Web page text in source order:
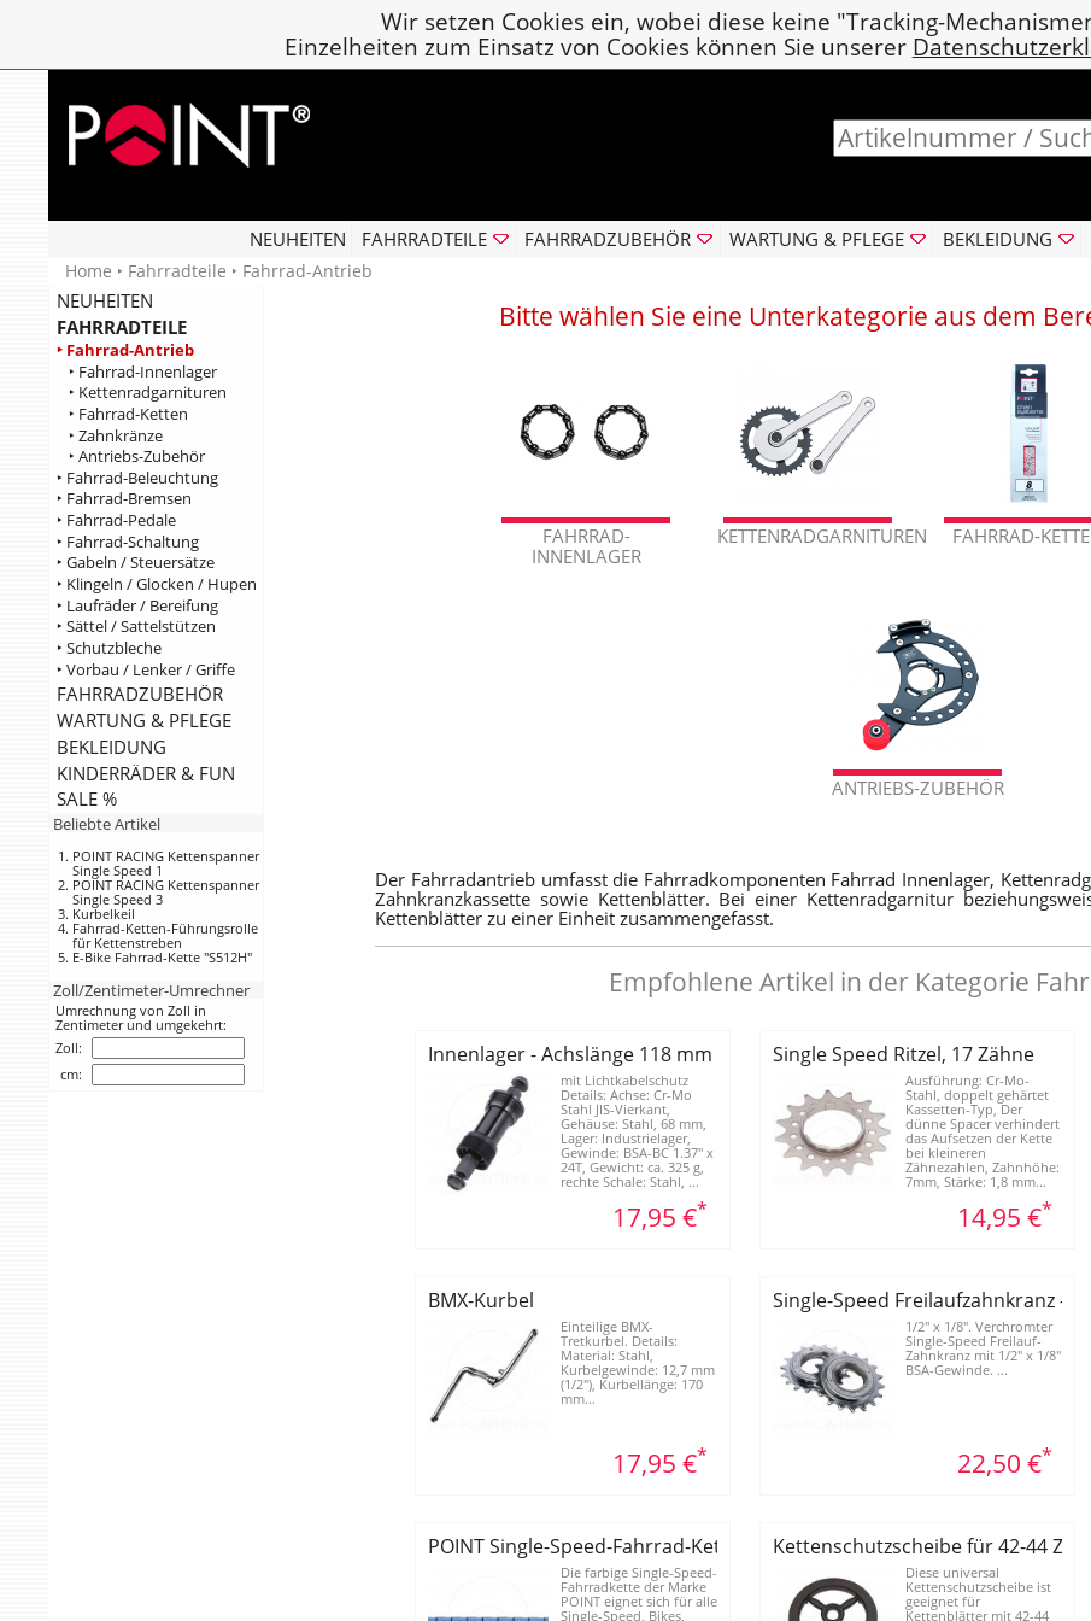
Wir setzen Cookies ein, wobei diese keine "Tracking-
Einzelheiten zum Einsatz von Cookies können Sie unserer
NEUHEITEN FAHRRADTEILE FAHRRADZUBEHÖR WARTUNG & PFLEGE BEKLEIDUNG
Home ‣ Fahrradteile ‣ Fahrrad-Antrieb
NEUHEITEN
FAHRRADTEILE
‣ Fahrrad-Antrieb
‣ Fahrrad-Innenlager
‣ Kettenradgarnituren
‣ Fahrrad-Ketten
‣ Zahnkränze
‣ Antriebs-Zubehör
‣ Fahrrad-Beleuchtung
‣ Fahrrad-Bremsen
‣ Fahrrad-Pedale
‣ Fahrrad-Schaltung
‣ Gabeln / Steuersätze
‣ Klingeln / Glocken / Hupen
‣ Laufräder / Bereifung
‣ Sättel / Sattelstützen
‣ Schutzbleche
‣ Vorbau / Lenker / Griffe
FAHRRADZUBEHÖR
WARTUNG & PFLEGE
BEKLEIDUNG
KINDERRÄDER & FUN
SALE %
Beliebte Artikel
POINT RACING Kettenspanner
Single Speed 1
POINT RACING Kettenspanner
Single Speed 3
Kurbelkeil
Fahrrad-Ketten-Führungsrolle
für Kettenstreben
E-Bike Fahrrad-Kette "S512H"
Zoll/Zentimeter-Umrechner
Umrechnung von Zoll in
Zentimeter und umgekehrt:
Zoll:
cm:
Bitte wählen Sie eine Unterkategorie aus dem
FAHRRAD-
INNENLAGER
KETTENRADGARNITUREN FAHRRAD-
ANTRIEBS-ZUBEHÖR
Der Fahrradantrieb umfasst die Fahrradkomponenten Fahrrad Innenlager,
Zahnkranzkassette sowie Kettenblätter. Bei einer Kettenradgarnitur
Kettenblätter zu einer Einheit zusammengefasst.
Empfohlene Artikel in der Kategorie
Innenlager - Achslänge 118 mm
mit Lichtkabelschutz
Details: Achse: Cr-Mo
Stahl JIS-Vierkant,
Gehäuse: Stahl, 68 mm,
Lager: Industrielager,
Gewinde: BSA-BC 1.37" x
24T, Gewicht: ca. 325 g,
rechte Schale: Stahl, ...
17,95 €*
Single Speed Ritzel, 17 Zähne
Ausführung: Cr-Mo-
Stahl, doppelt gehärtet
Kassetten-Typ, Der
dünne Spacer verhindert
das Aufsetzen der Kette
bei kleineren
Zähnezahlen, Zahnhöhe:
7mm, Stärke: 1,8 mm...
14,95 €*
BMX-Kurbel
Einteilige BMX-
Tretkurbel. Details:
Material: Stahl,
Kurbelgewinde: 12,7 mm
(1/2"), Kurbellänge: 170
mm...
17,95 €*
Single-Speed Freilaufzahnkranz -
1/2" x 1/8". Verchromter
Single-Speed Freilauf-
Zahnkranz mit 1/2" x 1/8"
BSA-Gewinde. ...
22,50 €*
POINT Single-Speed-Fahrrad-Kette "Magic Colour"
Die farbige Single-Speed-
Fahrradkette der Marke
POINT eignet sich für alle
Single-Speed, Bikes,
Kettenschutzscheibe für 42-44
Diese universal
Kettenschutzscheibe ist
geeignet für
Kettenblätter mit 42-44